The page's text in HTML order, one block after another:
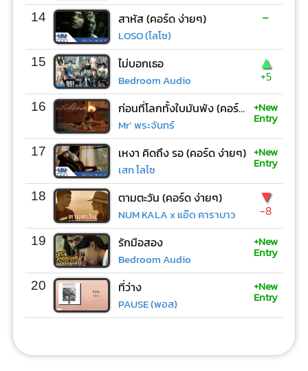
14 สาหัส (คอร์ด ง่ายๆ)
LOSO (โลโซ)
-
15 ไม่บอกเธอ
Bedroom Audio
▲
+5
16 ก่อนที่โลกทั้งใบมันพัง (คอร์ด ง่ายๆ)
Mr’ พระจันทร์
+New
Entry
17 เหงา คิดถึง รอ (คอร์ด ง่ายๆ)
เสก โลโซ
+New
Entry
18 ตามตะวัน (คอร์ด ง่ายๆ)
NUM KALA x แอ๊ด คาราบาว
▼
-8
19 รักมือสอง
Bedroom Audio
+New
Entry
20 ที่ว่าง
PAUSE (พอส)
+New
Entry